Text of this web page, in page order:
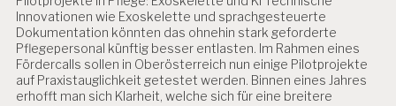
R
U
N
G
P
S
Innovationen wie Exoskelette und sprachgesteuerte
Dokumentation könnten das ohnehin stark geforderte
Pflegepersonal künftig besser entlasten. Im Rahmen eines
Fördercalls sollen in Oberösterreich nun einige Pilotprojekte
auf Praxistauglichkeit getestet werden. Binnen eines Jahres
erhofft man sich Klarheit, welche sich für eine breitere